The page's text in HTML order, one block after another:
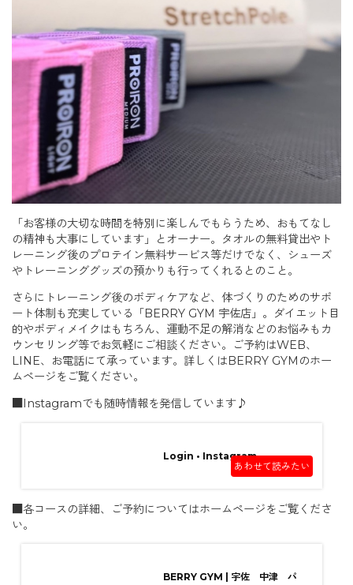
「お客様の大切な時間を特別に楽しんでもらうため、おもてなし
の精神も大事にしています」とオーナー。タオルの無料貸出やト
レーニング後のプロテイン無料サービス等だけでなく、シューズ
やトレーニンググッズの預かりも行ってくれるとのこと。
さらにトレーニング後のボディケアなど、体づくりのためのサポ
ート体制も充実している「BERRY GYM 宇佐店」。ダイエット目
的やボディメイクはもちろん、運動不足の解消などのお悩みもカ
ウンセリング等でお気軽にご相談ください。ご予約はWEB、
LINE、お電話にて承っています。詳しくはBERRY GYMのホー
ムページをご覧ください。
■Instagramでも随時情報を発信しています♪
Login • Instagram
あわせて読みたい
■各コースの詳細、ご予約についてはホームページをご覧くださ
い。
BERRY GYM | 宇佐 中津 パ